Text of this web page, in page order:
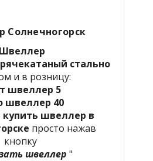
Солнечногорск
Швеллер
стально
и в розницу:
швеллер 5
швеллер 40
купить швеллер в
просто нажав
кнопку
швеллер "